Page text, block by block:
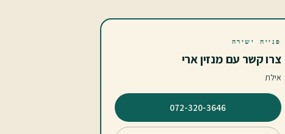
פנייה ישירה
צרו קשר עם מנזין ארי
אילת
⁦072-320-3646⁩